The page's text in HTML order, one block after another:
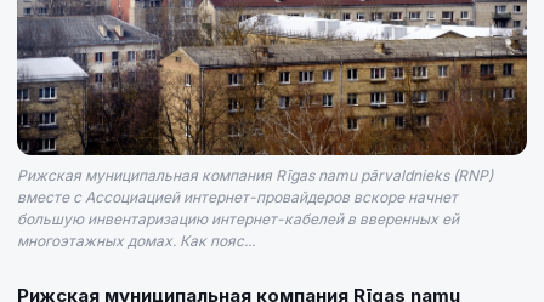
Рижская муниципальная компания Rīgas namu pārvaldnieks (RNP)
вместе с Ассоциацией интернет-провайдеров вскоре начнет
большую инвентаризацию интернет-кабелей в вверенных ей
многоэтажных домах. Как пояс...
Рижская муниципальная компания Rīgas namu